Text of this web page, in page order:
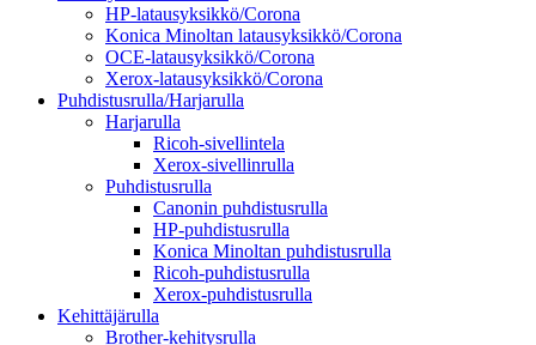
HP-latausyksikkö/Corona
Konica Minoltan latausyksikkö/Corona
OCE-latausyksikkö/Corona
Xerox-latausyksikkö/Corona
Puhdistusrulla/Harjarulla
Harjarulla
Ricoh-sivellintela
Xerox-sivellinrulla
Puhdistusrulla
Canonin puhdistusrulla
HP-puhdistusrulla
Konica Minoltan puhdistusrulla
Ricoh-puhdistusrulla
Xerox-puhdistusrulla
Kehittäjärulla
Brother-kehitysrulla